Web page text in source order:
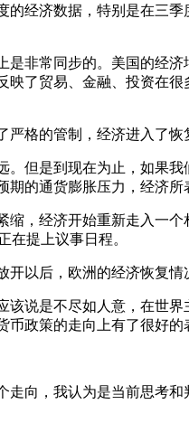
经济数据，特别是在三
非常同步的。美国的经
了贸易、金融、投资在
格的管制，经济进入了恢
但是到现在为止，如果
的通货膨胀压力，经济所
，经济开始重新走入一
在提上议事日程。
以后，欧洲的经济恢复情
说是不尽如人意，在世
政策的走向上有了很好的
向，我认为是当前思考